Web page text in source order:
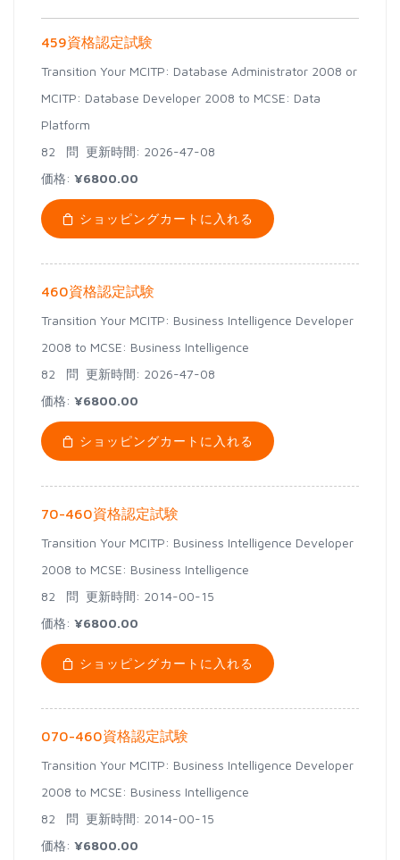
459資格認定試験
Transition Your MCITP: Database Administrator 2008 or
MCITP: Database Developer 2008 to MCSE: Data
Platform
82 問 更新時間: 2026-47-08
価格: ¥6800.00
ショッピングカートに入れる
460資格認定試験
Transition Your MCITP: Business Intelligence Developer
2008 to MCSE: Business Intelligence
82 問 更新時間: 2026-47-08
価格: ¥6800.00
ショッピングカートに入れる
70-460資格認定試験
Transition Your MCITP: Business Intelligence Developer
2008 to MCSE: Business Intelligence
82 問 更新時間: 2014-00-15
価格: ¥6800.00
ショッピングカートに入れる
070-460資格認定試験
Transition Your MCITP: Business Intelligence Developer
2008 to MCSE: Business Intelligence
82 問 更新時間: 2014-00-15
価格: ¥6800.00